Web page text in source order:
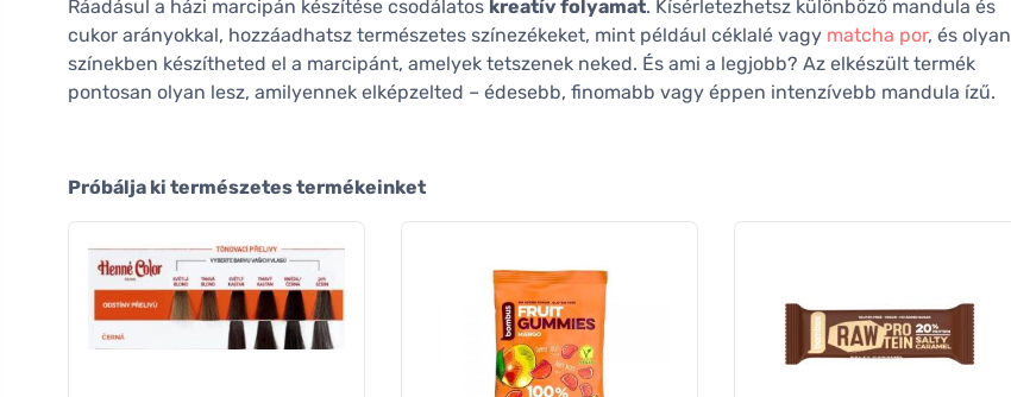
Ráadásul a házi marcipán készítése csodálatos kreatív folyamat. Kísérletezhetsz különböző mandula és
cukor arányokkal, hozzáadhatsz természetes színezékeket, mint például céklalé vagy matcha por, és olyan
színekben készítheted el a marcipánt, amelyek tetszenek neked. És ami a legjobb? Az elkészült termék
pontosan olyan lesz, amilyennek elképzelted – édesebb, finomabb vagy éppen intenzívebb mandula ízű.
Próbálja ki természetes termékeinket